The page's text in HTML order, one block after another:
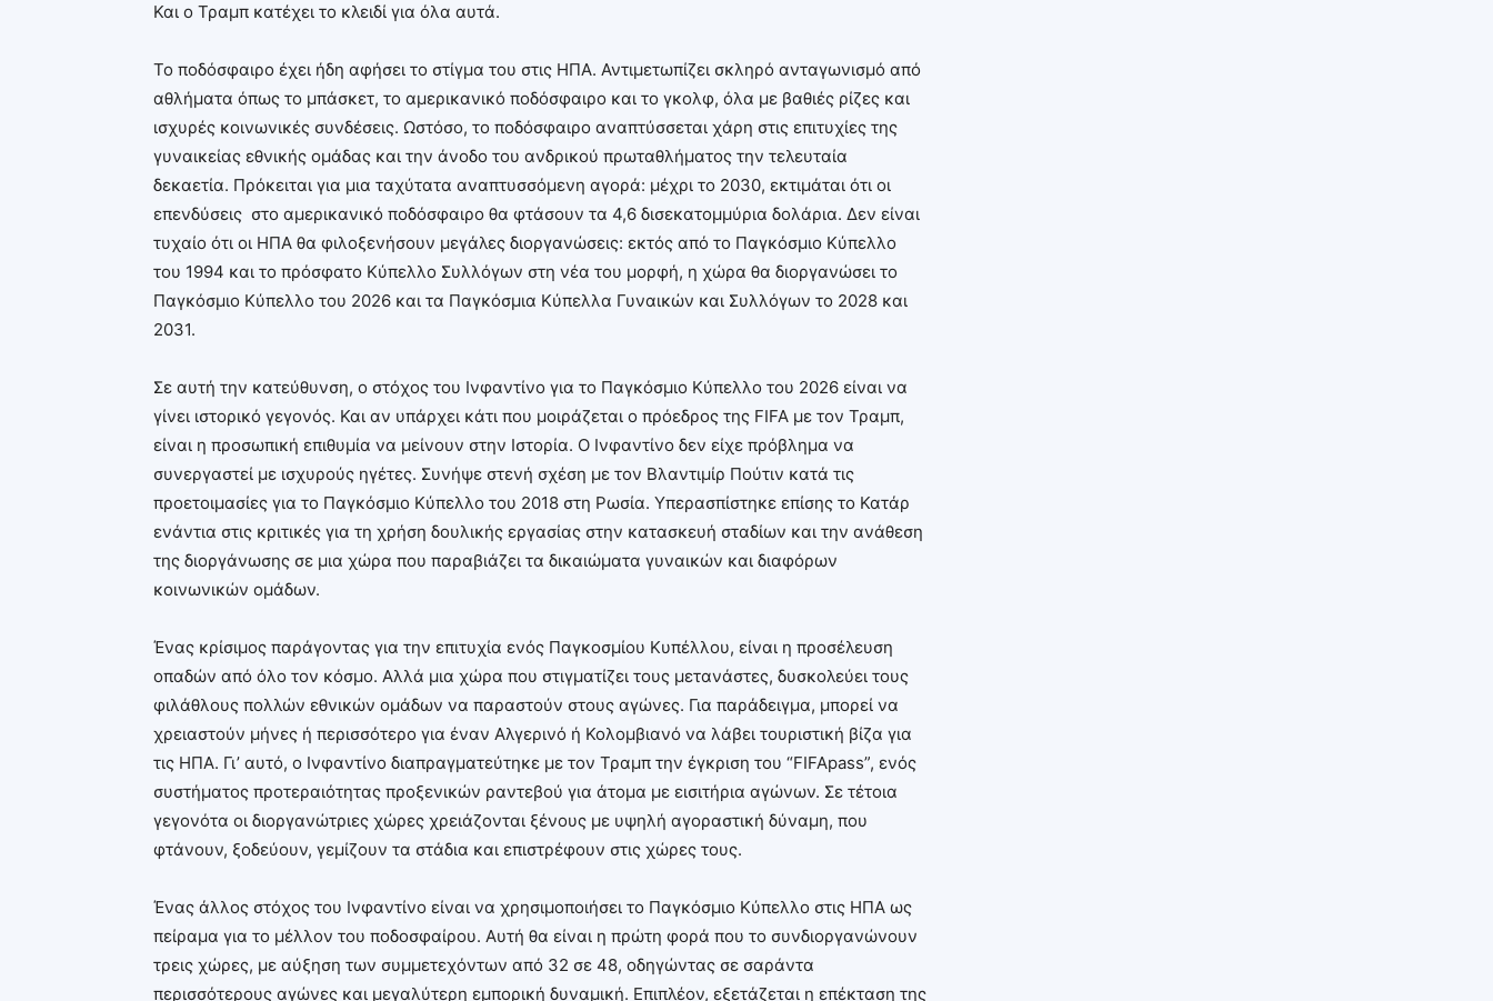
Και ο Τραμπ κατέχει το κλειδί για όλα αυτά.
Το ποδόσφαιρο έχει ήδη αφήσει το στίγμα του στις ΗΠΑ. Αντιμετωπίζει σκληρό ανταγωνισμό από
αθλήματα όπως το μπάσκετ, το αμερικανικό ποδόσφαιρο και το γκολφ, όλα με βαθιές ρίζες και
ισχυρές κοινωνικές συνδέσεις. Ωστόσο, το ποδόσφαιρο αναπτύσσεται χάρη στις επιτυχίες της
γυναικείας εθνικής ομάδας και την άνοδο του ανδρικού πρωταθλήματος την τελευταία
δεκαετία. Πρόκειται για μια ταχύτατα αναπτυσσόμενη αγορά: μέχρι το 2030, εκτιμάται ότι οι
επενδύσεις στο αμερικανικό ποδόσφαιρο θα φτάσουν τα 4,6 δισεκατομμύρια δολάρια. Δεν είναι
τυχαίο ότι οι ΗΠΑ θα φιλοξενήσουν μεγάλες διοργανώσεις: εκτός από το Παγκόσμιο Κύπελλο
του 1994 και το πρόσφατο Κύπελλο Συλλόγων στη νέα του μορφή, η χώρα θα διοργανώσει το
Παγκόσμιο Κύπελλο του 2026 και τα Παγκόσμια Κύπελλα Γυναικών και Συλλόγων το 2028 και
2031.
Σε αυτή την κατεύθυνση, ο στόχος του Ινφαντίνο για το Παγκόσμιο Κύπελλο του 2026 είναι να
γίνει ιστορικό γεγονός. Και αν υπάρχει κάτι που μοιράζεται ο πρόεδρος της FIFA με τον Τραμπ,
είναι η προσωπική επιθυμία να μείνουν στην Ιστορία. Ο Ινφαντίνο δεν είχε πρόβλημα να
συνεργαστεί με ισχυρούς ηγέτες. Συνήψε στενή σχέση με τον Βλαντιμίρ Πούτιν κατά τις
προετοιμασίες για το Παγκόσμιο Κύπελλο του 2018 στη Ρωσία. Υπερασπίστηκε επίσης το Κατάρ
ενάντια στις κριτικές για τη χρήση δουλικής εργασίας στην κατασκευή σταδίων και την ανάθεση
της διοργάνωσης σε μια χώρα που παραβιάζει τα δικαιώματα γυναικών και διαφόρων
κοινωνικών ομάδων.
Ένας κρίσιμος παράγοντας για την επιτυχία ενός Παγκοσμίου Κυπέλλου, είναι η προσέλευση
οπαδών από όλο τον κόσμο. Αλλά μια χώρα που στιγματίζει τους μετανάστες, δυσκολεύει τους
φιλάθλους πολλών εθνικών ομάδων να παραστούν στους αγώνες. Για παράδειγμα, μπορεί να
χρειαστούν μήνες ή περισσότερο για έναν Αλγερινό ή Κολομβιανό να λάβει τουριστική βίζα για
τις ΗΠΑ. Γι’ αυτό, ο Ινφαντίνο διαπραγματεύτηκε με τον Τραμπ την έγκριση του “FIFApass”, ενός
συστήματος προτεραιότητας προξενικών ραντεβού για άτομα με εισιτήρια αγώνων. Σε τέτοια
γεγονότα οι διοργανώτριες χώρες χρειάζονται ξένους με υψηλή αγοραστική δύναμη, που
φτάνουν, ξοδεύουν, γεμίζουν τα στάδια και επιστρέφουν στις χώρες τους.
Ένας άλλος στόχος του Ινφαντίνο είναι να χρησιμοποιήσει το Παγκόσμιο Κύπελλο στις ΗΠΑ ως
πείραμα για το μέλλον του ποδοσφαίρου. Αυτή θα είναι η πρώτη φορά που το συνδιοργανώνουν
τρεις χώρες, με αύξηση των συμμετεχόντων από 32 σε 48, οδηγώντας σε σαράντα
περισσότερους αγώνες και μεγαλύτερη εμπορική δυναμική. Επιπλέον, εξετάζεται η επέκταση της